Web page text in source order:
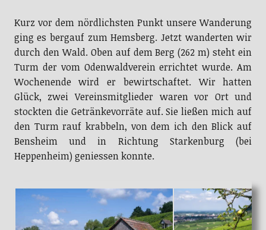
ging es bergauf zum Hemsberg. Jetzt wanderten wir
durch den Wald. Oben auf dem Berg (262 m) steht ein
Turm der vom Odenwaldverein errichtet wurde. Am
Wochenende wird er bewirtschaftet. Wir hatten
Glück, zwei Vereinsmitglieder waren vor Ort und
stockten die Getränkevorräte auf. Sie ließen mich auf
den Turm rauf krabbeln, von dem ich den Blick auf
Bensheim und in Richtung Starkenburg (bei
Heppenheim) geniessen konnte.